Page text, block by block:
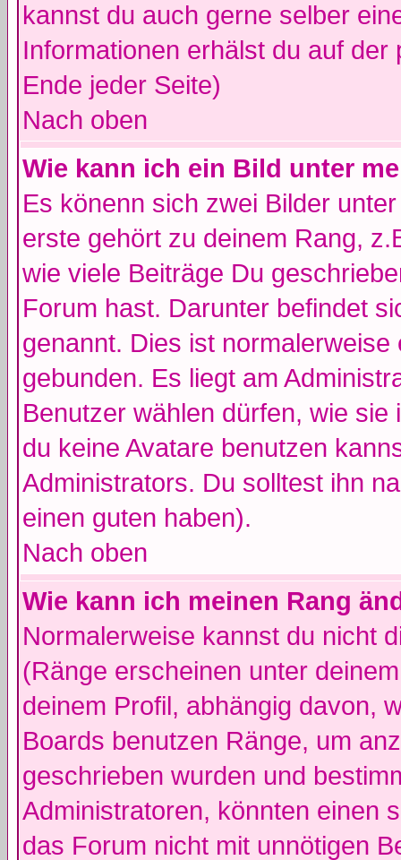
kannst du auch gerne selber
Informationen erhälst du auf
Ende jeder Seite)
Nach oben
Wie kann ich ein Bild unter
Es könenn sich zwei Bilder
erste gehört zu deinem Rang,
wie viele Beiträge Du
Forum hast. Darunter befindet
genannt. Dies ist
gebunden. Es liegt am
Benutzer wählen dürfen, wie
du keine Avatare benutzen
Administrators. Du solltest ihn
einen guten haben).
Nach oben
Wie kann ich meinen Rang
Normalerweise kannst du nicht
(Ränge erscheinen unter
deinem Profil, abhängig davon,
Boards benutzen Ränge, um
geschrieben wurden und
Administratoren, könnten einen
das Forum nicht mit unnötigen